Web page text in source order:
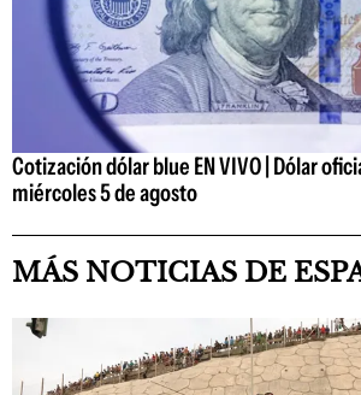
Cotización dólar blue EN VIVO | Dólar
miércoles 5 de agosto
MÁS NOTICIAS DE